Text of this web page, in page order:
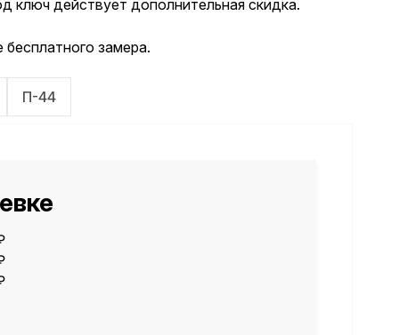
ключ действует дополнительная скидка.
замера.
П-44